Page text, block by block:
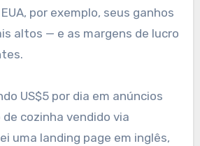
por exemplo, seus ganhos
altos — e as margens de lucro
US$5 por dia em anúncios
cozinha vendido via
uma landing page em inglês,